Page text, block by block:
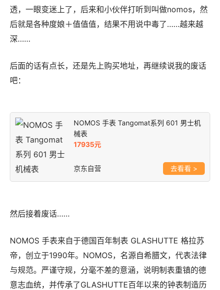
透，一眼变迷上了，后来和小伙伴打听到叫做nomos，然
后就是各种度娘＋值值值，结果不用说中毒了……越来越
深……
后面的话有点长，还是先上购买地址，再继续说我的废话
吧：
NOMOS 手表 Tangomat系列 601 男士机
械表
17935元
京东自营 >
然后接着废话……
NOMOS 手表来自于德国百年制表 GLASHUTTE 格拉苏
帝，创立于1990年。NOMOS，名源自希腊文，代表法律
与规范。严谨守规，分毫不差的意涵，说明制表重镇的德
意志血统，并传承了GLASHUTTE百年以来的钟表制造历